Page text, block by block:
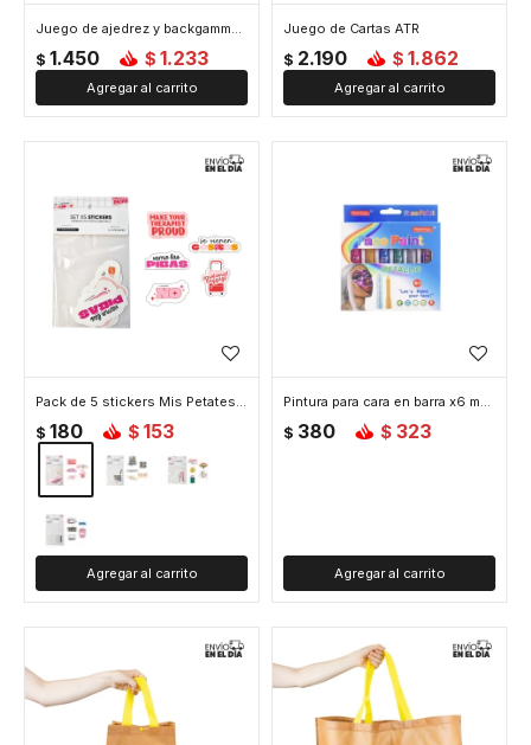
Juego de ajedrez y backgammon de cuerina - Marron
$ 1.450 $ 1.233
Juego de Cartas ATR
$ 2.190 $ 1.862
Pack de 5 stickers Mis Petates - Dichos
$ 180 $ 153
Pintura para cara en barra x6 metalizada
$ 380 $ 323